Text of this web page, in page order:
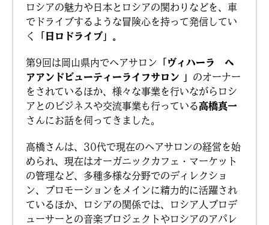
ロシアの魅力や日本とロシアの関わりなどを、車
でドライブするような冒険心を持って発信してい
く
「日ロドライブ」。
第9回は岡山県内でヘアサロン 「ヴィハーラ ヘ
アアンドビューティーライフサロン 」 のオーナー
をされているほか、様々な事業を行いながらロシ
アとのビジネスや交流事業も行っている高橋真一
さんにお話を伺ってきました。
高橋さんは、30代で現在のヘアサロンの経営を始
められ、現在はオーガニックカフェ・マーケット
の管理など、多種多様な分野でのディレクショ
ン、プロモーションをメインに精力的に活躍され
ているほか、ロシアの関係では、ロシア人プロデ
ューサーとの音楽プロジェクトやロシアのアパレ